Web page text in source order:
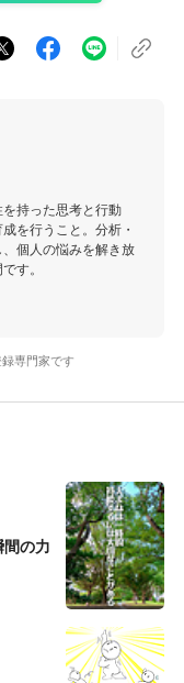
持った思考と行動
を行うこと。分析・
個人の悩みを解き放
す。
専門家です
の力